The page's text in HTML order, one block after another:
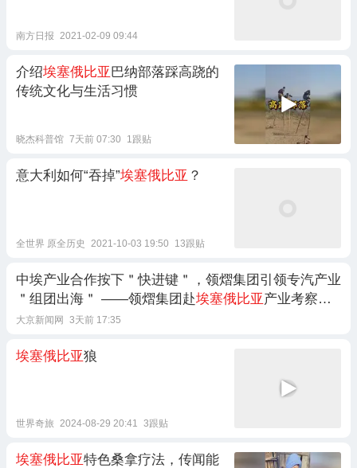
南方日报 2021-02-09 09:44
介绍埃塞俄比亚巴纳部落踩高跷的
传统文化与生活习惯
晓杰科普馆 7天前 07:30 1跟贴
意大利如何“吞掉”埃塞俄比亚 ？
全世界 原全历史 2021-10-03 19:50 13跟贴
中埃产业合作按下＂快进键＂，领熠集团引领专汽产业
＂组团出海＂ ——领熠集团赴埃塞俄比亚产业考察纪
实
大京新闻网 3天前 17:35
埃塞俄比亚狼
世界奇旅 2024-08-29 20:41 3跟贴
埃塞俄比亚特色桑拿疗法，传闻能